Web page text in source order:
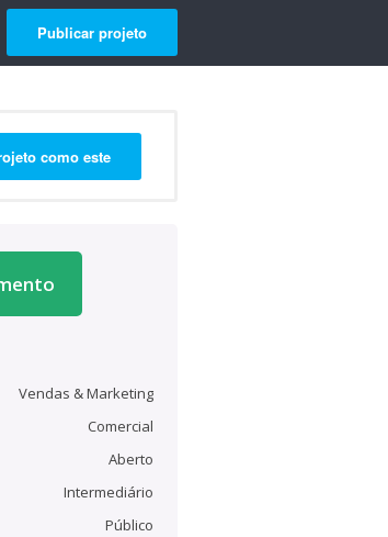
Publicar projeto
como este
Vendas & Marketing
Comercial
Aberto
Intermediário
Público